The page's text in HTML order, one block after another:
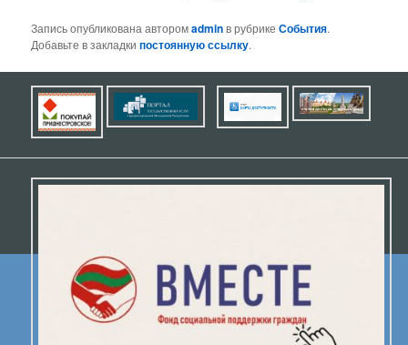
Запись опубликована авторомadminв рубрикеСобытия.
Добавьте в закладкипостоянную ссылку.